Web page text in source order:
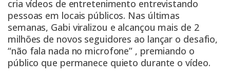
cria vídeos de entretenimento entrevistando
pessoas em locais públicos. Nas últimas
semanas, Gabi viralizou e alcançou mais de 2
milhões de novos seguidores ao lançar o desafio,
“não fala nada no microfone” , premiando o
público que permanece quieto durante o vídeo.